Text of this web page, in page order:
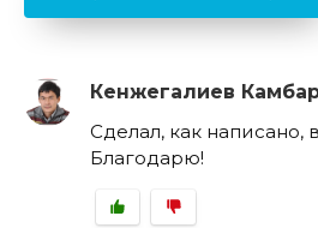
Кенжегалиев
Сделал, как написано,
Благодарю!